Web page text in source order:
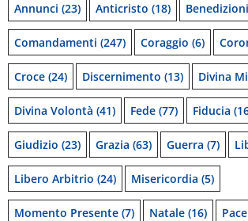
Annunci (23) Anticristo (18) Benedizioni
Comandamenti (247) Coraggio (6)
Croce (24) Discernimento (13) Divina
Divina Volontà (41) Fede (77) Fiducia
Giudizio (23) Grazia (63) Guerra (7)
Libero Arbitrio (24) Misericordia (5)
Momento Presente (7) Natale (16) Pace